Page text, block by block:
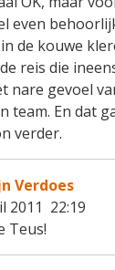
even
de kouwe
reis die
nare gevoel
team. En dat
verder.
Verdoes
2011 22:19
Teus!